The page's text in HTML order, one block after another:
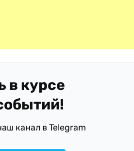
в курсе
канал в Telegram